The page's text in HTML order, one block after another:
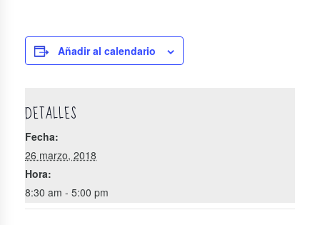
Añadir al calendario
DETALLES
Fecha:
26 marzo, 2018
Hora:
8:30 am - 5:00 pm